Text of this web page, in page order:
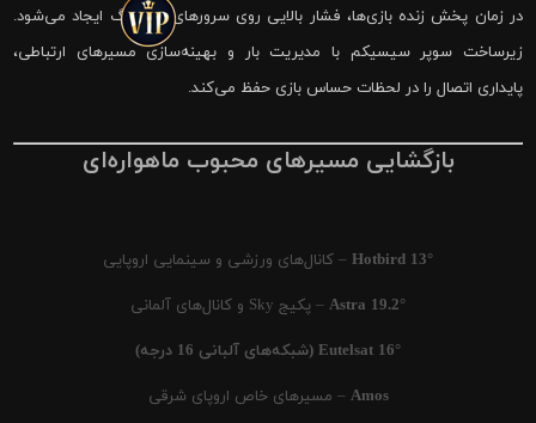
در زمان پخش زنده بازی‌ها، فشار بالایی روی سرورهای شیرینگ ایجاد می‌شود.
زیرساخت سوپر سیسیکم با مدیریت بار و بهینه‌سازی مسیرهای ارتباطی،
پایداری اتصال را در لحظات حساس بازی حفظ می‌کند.
بازگشایی مسیرهای محبوب ماهواره‌ای
Hotbird 13° – کانال‌های ورزشی و سینمایی اروپایی
Astra 19.2° – پکیج Sky و کانال‌های آلمانی
Eutelsat 16° (شبکه‌های آلبانی 16 درجه)
Amos – مسیرهای خاص اروپای شرقی